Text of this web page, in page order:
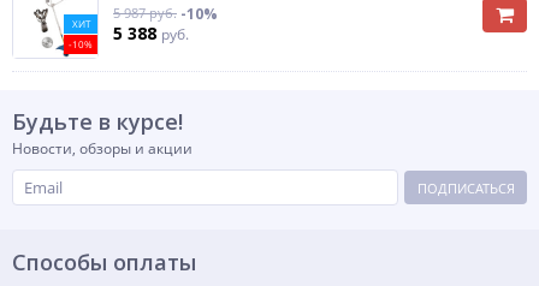
ХИТ
-10%
5 987 руб. -10%
5 388 руб.
Будьте в курсе!
Новости, обзоры и акции
ПОДПИСАТЬСЯ
Способы оплаты